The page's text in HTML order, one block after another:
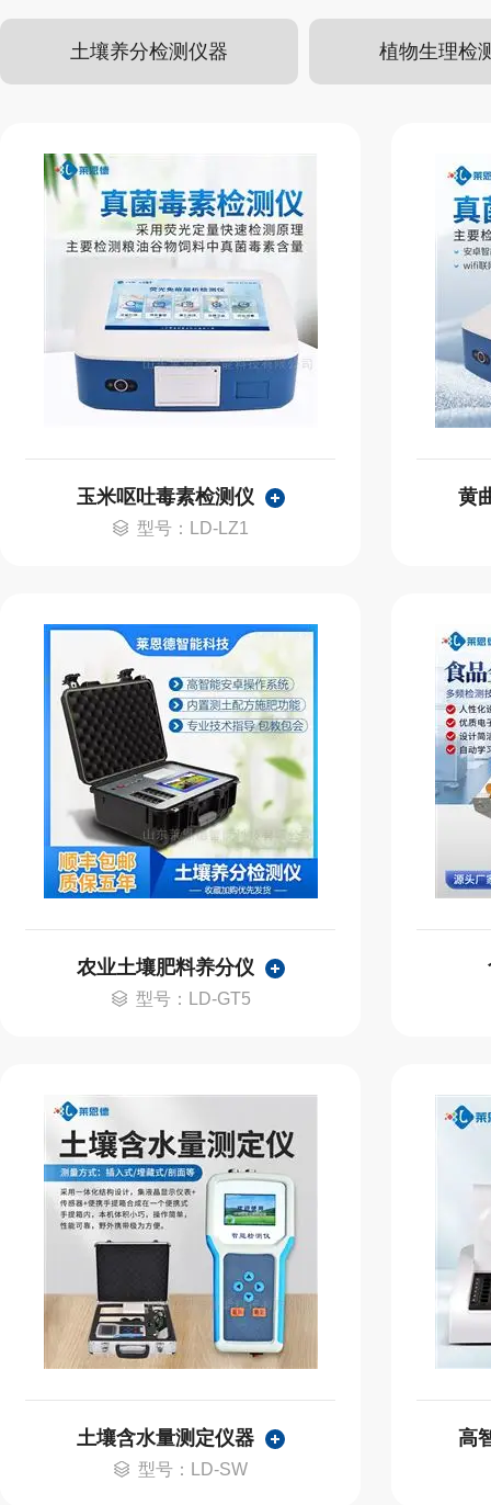
土壤养分检测仪器 植物生理检
玉米呕吐毒素检测仪
型号：LD-LZ1
黄
农业土壤肥料养分仪
型号：LD-GT5
土壤含水量测定仪器
型号：LD-SW
高